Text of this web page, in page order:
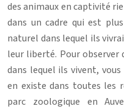
des animaux en captivité
dans un cadre qui est
naturel dans lequel ils
leur liberté. Pour observer
dans lequel ils vivent,
en existe dans toutes les
parc zoologique en